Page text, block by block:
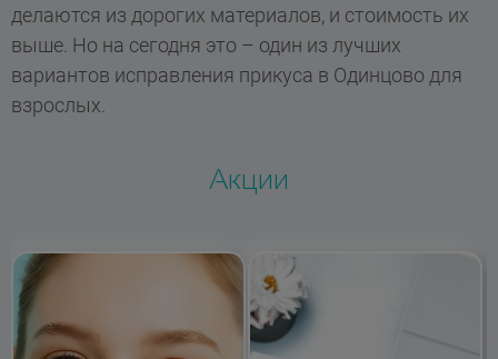
делаются из дорогих материалов, и стоимость их
выше. Но на сегодня это – один из лучших
вариантов исправления прикуса в Одинцово для
взрослых.
Акции